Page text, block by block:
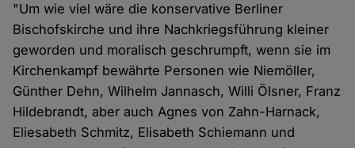
"Um wie viel wäre die konservative Berliner
Bischofskirche und ihre Nachkriegsführung kleiner
geworden und moralisch geschrumpft, wenn sie im
Kirchenkampf bewährte Personen wie Niemöller,
Günther Dehn, Wilhelm Jannasch, Willi Ölsner, Franz
Hildebrandt, aber auch Agnes von Zahn-Harnack,
Eliesabeth Schmitz, Elisabeth Schiemann und